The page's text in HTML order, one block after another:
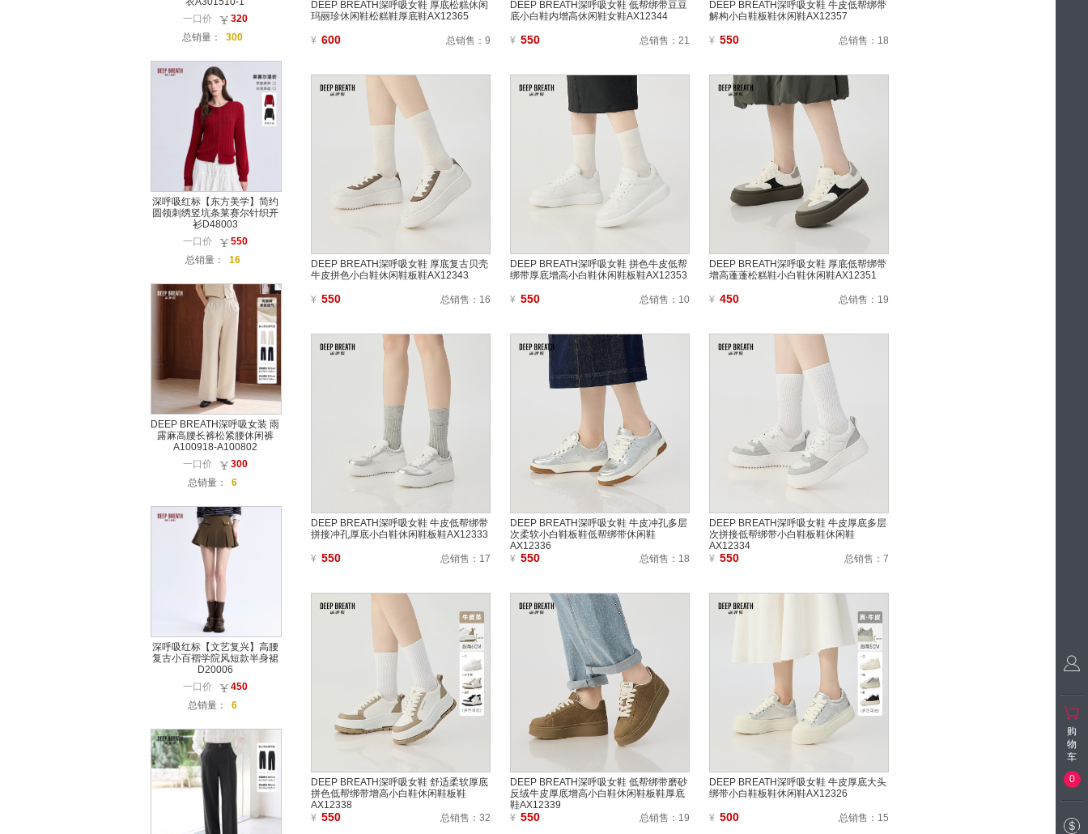
一口价
320
总销量：
300
深呼吸红标【东方美学】简约
圆领刺绣竖坑条莱赛尔针织开
衫D48003
一口价
550
总销量：
16
DEEP BREATH深呼吸女装 雨
露麻高腰长裤松紧腰休闲裤
A100918-A100802
一口价
300
总销量：
6
深呼吸红标【文艺复兴】高腰
复古小百褶学院风短款半身裙
D20006
一口价
450
总销量：
6
DEEP BREATH深呼吸女鞋 厚底松糕休闲
玛丽珍休闲鞋松糕鞋厚底鞋AX12365
¥ 600 总销售： 9
DEEP BREATH深呼吸女鞋 低帮绑带豆豆
底小白鞋内增高休闲鞋女鞋AX12344
¥ 550 总销售： 21
DEEP BREATH深呼吸女鞋 牛皮低帮绑带
解构小白鞋板鞋休闲鞋AX12357
¥ 550 总销售： 18
DEEP BREATH深呼吸女鞋 厚底复古贝壳
牛皮拼色小白鞋休闲鞋板鞋AX12343
¥ 550 总销售： 16
DEEP BREATH深呼吸女鞋 拼色牛皮低帮
绑带厚底增高小白鞋休闲鞋板鞋AX12353
¥ 550 总销售： 10
DEEP BREATH深呼吸女鞋 厚底低帮绑带
增高蓬蓬松糕鞋小白鞋休闲鞋AX12351
¥ 450 总销售： 19
DEEP BREATH深呼吸女鞋 牛皮低帮绑带
拼接冲孔厚底小白鞋休闲鞋板鞋AX12333
¥ 550 总销售： 17
DEEP BREATH深呼吸女鞋 牛皮冲孔多层
次柔软小白鞋板鞋低帮绑带休闲鞋
AX12336
¥ 550 总销售： 18
DEEP BREATH深呼吸女鞋 牛皮厚底多层
次拼接低帮绑带小白鞋板鞋休闲鞋
AX12334
¥ 550 总销售： 7
DEEP BREATH深呼吸女鞋 舒适柔软厚底
拼色低帮绑带增高小白鞋休闲鞋板鞋
AX12338
¥ 550 总销售： 32
DEEP BREATH深呼吸女鞋 低帮绑带磨砂
反绒牛皮厚底增高小白鞋休闲鞋板鞋厚底
鞋AX12339
¥ 550 总销售： 19
DEEP BREATH深呼吸女鞋 牛皮厚底大头
绑带小白鞋板鞋休闲鞋AX12326
¥ 500 总销售： 15
购
物
车
0